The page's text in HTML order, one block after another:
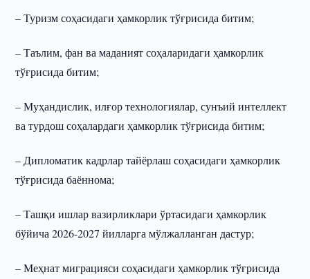
– Туризм соҳасидаги ҳамкорлик тўғрисида битим;
– Таълим, фан ва маданият соҳаларидаги ҳамкорлик
тўғрисида битим;
– Муҳандислик, илғор технологиялар, сунъий интеллект
ва турдош соҳалардаги ҳамкорлик тўғрисида битим;
– Дипломатик кадрлар тайёрлаш соҳасидаги ҳамкорлик
тўғрисида баённома;
– Ташқи ишлар вазирликлари ўртасидаги ҳамкорлик
бўйича 2026-2027 йилларга мўлжалланган дастур;
– Меҳнат миграцияси соҳасидаги ҳамкорлик тўғрисида